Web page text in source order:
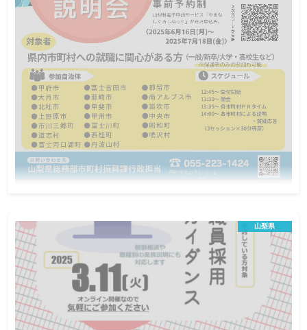
も行います。ぜひご参加ください！
公務員に関心のあるあなたへ
オンライン説明会 地方公務員
この説明会は終了しました
県内市町村への就職に関心がある方（一般/新
山梨県